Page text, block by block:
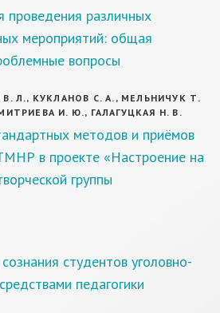
проведения различных
мероприятий: общая
вопросы
Л., КУКЛАНОВ С. А., МЕЛЬНИЧУК Т.
И. Ю., ГАЛАГУЦКАЯ Н. В.
методов и приёмов
в проекте «Настроение на
группы
студентов уголовно-
педагогики